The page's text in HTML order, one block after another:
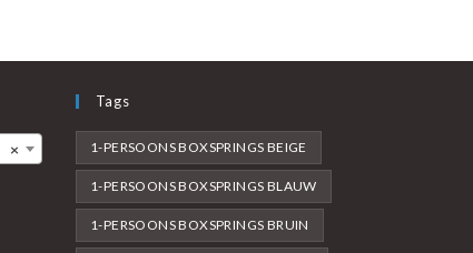
×
Tags
1-PERSOONS BOXSPRINGS BEIGE
1-PERSOONS BOXSPRINGS BLAUW
1-PERSOONS BOXSPRINGS BRUIN